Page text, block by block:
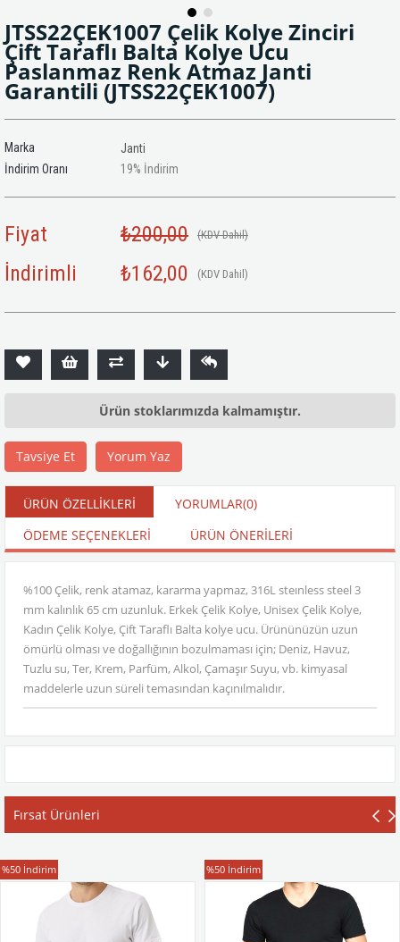
JTSS22ÇEK1007 Çelik Kolye Zinciri
Çift Taraflı Balta Kolye Ucu
Paslanmaz Renk Atmaz Janti
Garantili (JTSS22ÇEK1007)
Marka
Janti
İndirim Oranı
%
19 İndirim
Fiyat ₺200,00 (KDV Dahil)
İndirimli ₺162,00 (KDV Dahil)
Ürün stoklarımızda kalmamıştır.
Tavsiye Et Yorum Yaz
ÜRÜN ÖZELLIKLERI YORUMLAR(0)
ÖDEME SEÇENEKLERI
ÜRÜN ÖNERILERI
%100 Çelik, renk atamaz, kararma yapmaz, 316L steınless steel 3
mm kalınlık 65 cm uzunluk. Erkek Çelik Kolye, Unisex Çelik Kolye,
Kadın Çelik Kolye, Çift Taraflı Balta kolye ucu. Ürününüzün uzun
ömürlü olması ve doğallığının bozulmaması için; Deniz, Havuz,
Tuzlu su, Ter, Krem, Parfüm, Alkol, Çamaşır Suyu, vb. kimyasal
maddelerle uzun süreli temasından kaçınılmalıdır.
Fırsat Ürünleri
T-Shirt
%50 İndirim T-Shirt
%50 İndirim